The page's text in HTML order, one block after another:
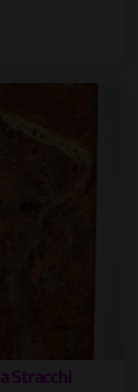
Stracchi